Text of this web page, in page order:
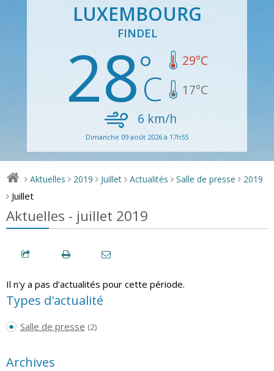
LUXEMBOURG
FINDEL
28 29°C
17°C
6 km/h
Dimanche 09 août 2026 à 17h55
> Aktuelles > 2019 > Juillet > Actualités > Salle de presse > 2019
> Juillet
Aktuelles - juillet 2019
Il n'y a pas d'actualités pour cette période.
Types d'actualité
Salle de presse (2)
Archives